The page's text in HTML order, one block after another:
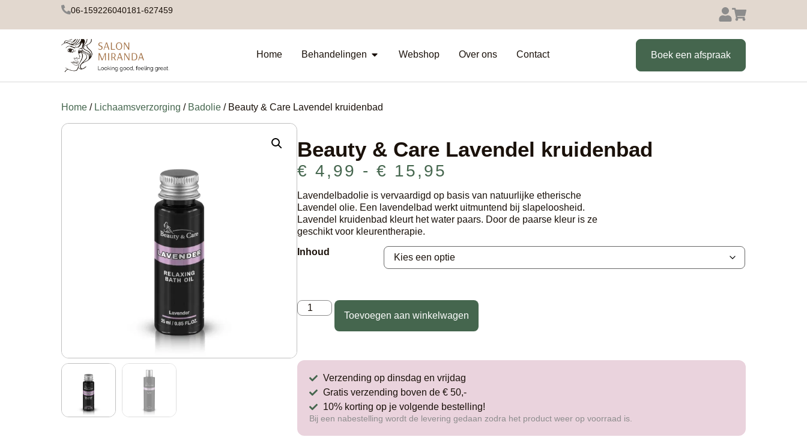
06-159226040181-627459
Home Behandelingen Webshop Over ons Contact Boek een afspraak
Home / Lichaamsverzorging / Badolie / Beauty & Care Lavendel kruidenbad
Beauty & Care Lavendel kruidenbad
€ 4,99 - € 15,95
Lavendelbadolie is vervaardigd op basis van natuurlijke etherische
Lavendel olie. Een lavendelbad werkt uitmuntend bij slapeloosheid.
Lavendel kruidenbad kleurt het water paars. Door de paarse kleur is ze
geschikt voor kleurentherapie.
Inhoud
Toevoegen aan winkelwagen
Verzending op dinsdag en vrijdag
Gratis verzending boven de € 50,-
10% korting op je volgende bestelling!
Bij een nabestelling wordt de levering gedaan zodra het product weer op voorraad is.